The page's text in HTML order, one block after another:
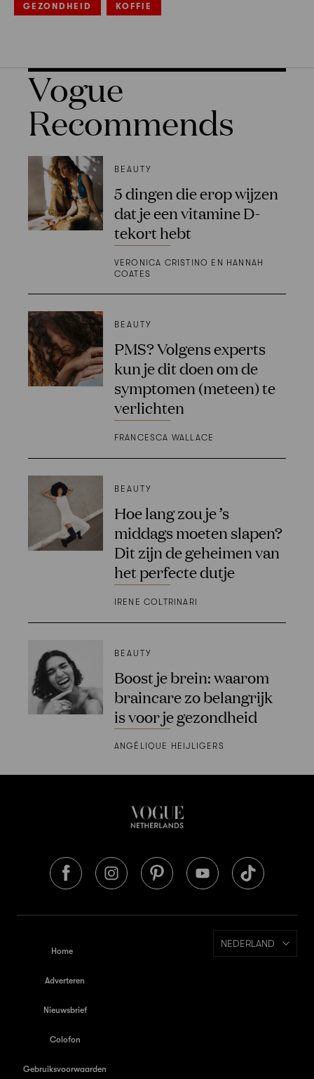
GEZONDHEID KOFFIE
Vogue
Recommends
BEAUTY
5 dingen die erop wijzen
dat je een vitamine D-
tekort hebt
VERONICA CRISTINO EN HANNAH
COATES
BEAUTY
PMS? Volgens experts
kun je dit doen om de
symptomen (meteen) te
verlichten
FRANCESCA WALLACE
BEAUTY
Hoe lang zou je ’s
middags moeten slapen?
Dit zijn de geheimen van
het perfecte dutje
IRENE COLTRINARI
BEAUTY
Boost je brein: waarom
braincare zo belangrijk
is voor je gezondheid
ANGÉLIQUE HEIJLIGERS
Home
Adverteren
Nieuwsbrief
Colofon
Gebruiksvoorwaarden
NEDERLAND